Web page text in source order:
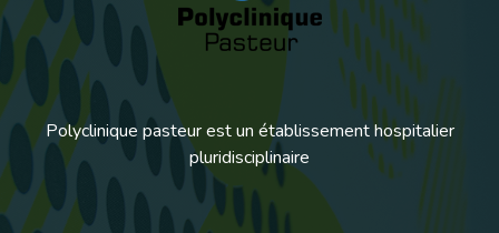
Polyclinique pasteur est un établissement hospitalier
pluridisciplinaire